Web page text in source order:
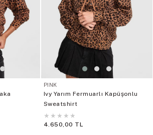
PINK
Ivy Yarım Fermuarlı Kapüşonlu
Sweatshirt
★ ★ ★ ★ ★
4.650,00 TL